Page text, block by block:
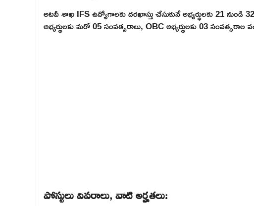
అటవీ శాఖ IFS ఉద్యోగాలకు దరఖాస్తు చేసుకునే అభ్యర్థులకు 21
అభ్యర్థులకు మరో 05 సంవత్సరాలు, OBC అభ్యర్థులకు 03
పోస్టులు వివరాలు, వాటి అర్హతలు: